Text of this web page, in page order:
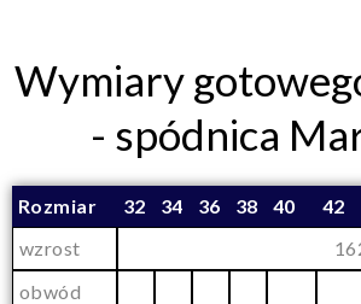
Wymiary
- spódnica
Rozmiar 32 34 36 38 40 42
wzrost
obwód